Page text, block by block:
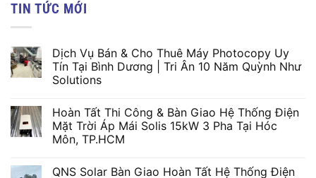
TIN TỨC MỚI
Dịch Vụ Bán & Cho Thuê Máy Photocopy Uy
Tín Tại Bình Dương | Tri Ân 10 Năm Quỳnh Như
Solutions
Hoàn Tất Thi Công & Bàn Giao Hệ Thống Điện
Mặt Trời Áp Mái Solis 15kW 3 Pha Tại Hóc
Môn, TP.HCM
QNS Solar Bàn Giao Hoàn Tất Hệ Thống Điện